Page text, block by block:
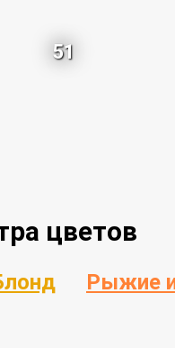
51
цветов
Рыжие